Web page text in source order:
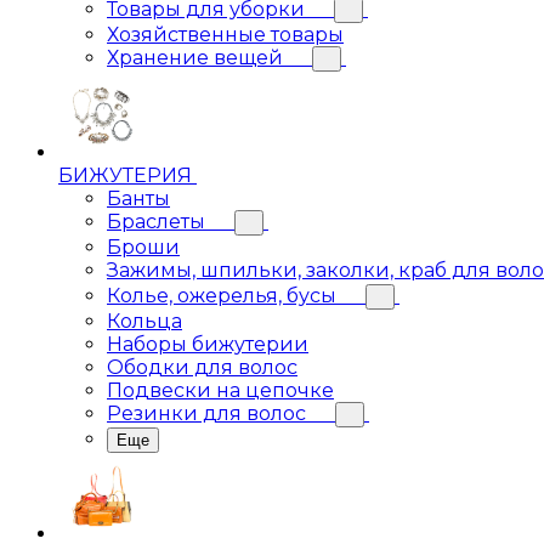
Товары для уборки
Хозяйственные товары
Хранение вещей
БИЖУТЕРИЯ
Банты
Браслеты
Броши
Зажимы, шпильки, заколки, краб для
Колье, ожерелья, бусы
Кольца
Наборы бижутерии
Ободки для волос
Подвески на цепочке
Резинки для волос
Еще